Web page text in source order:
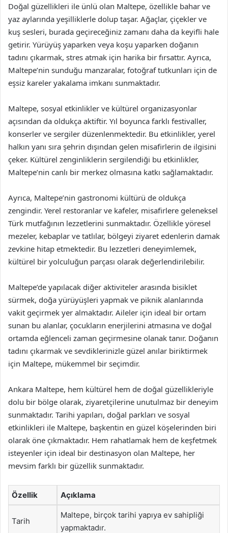
Doğal güzellikleri ile ünlü olan Maltepe, özellikle bahar ve
yaz aylarında yeşilliklerle dolup taşar. Ağaçlar, çiçekler ve
kuş sesleri, burada geçireceğiniz zamanı daha da keyifli hale
getirir. Yürüyüş yaparken veya koşu yaparken doğanın
tadını çıkarmak, stres atmak için harika bir fırsattır. Ayrıca,
Maltepe’nin sunduğu manzaralar, fotoğraf tutkunları için de
eşsiz kareler yakalama imkanı sunmaktadır.
Maltepe, sosyal etkinlikler ve kültürel organizasyonlar
açısından da oldukça aktiftir. Yıl boyunca farklı festivaller,
konserler ve sergiler düzenlenmektedir. Bu etkinlikler, yerel
halkın yanı sıra şehrin dışından gelen misafirlerin de ilgisini
çeker. Kültürel zenginliklerin sergilendiği bu etkinlikler,
Maltepe’nin canlı bir merkez olmasına katkı sağlamaktadır.
Ayrıca, Maltepe’nin gastronomi kültürü de oldukça
zengindir. Yerel restoranlar ve kafeler, misafirlere geleneksel
Türk mutfağının lezzetlerini sunmaktadır. Özellikle yöresel
mezeler, kebaplar ve tatlılar, bölgeyi ziyaret edenlerin damak
zevkine hitap etmektedir. Bu lezzetleri deneyimlemek,
kültürel bir yolculuğun parçası olarak değerlendirilebilir.
Maltepe’de yapılacak diğer aktiviteler arasında bisiklet
sürmek, doğa yürüyüşleri yapmak ve piknik alanlarında
vakit geçirmek yer almaktadır. Aileler için ideal bir ortam
sunan bu alanlar, çocukların enerjilerini atmasına ve doğal
ortamda eğlenceli zaman geçirmesine olanak tanır. Doğanın
tadını çıkarmak ve sevdiklerinizle güzel anılar biriktirmek
için Maltepe, mükemmel bir seçimdir.
Ankara Maltepe, hem kültürel hem de doğal güzellikleriyle
dolu bir bölge olarak, ziyaretçilerine unutulmaz bir deneyim
sunmaktadır. Tarihi yapıları, doğal parkları ve sosyal
etkinlikleri ile Maltepe, başkentin en güzel köşelerinden biri
olarak öne çıkmaktadır. Hem rahatlamak hem de keşfetmek
isteyenler için ideal bir destinasyon olan Maltepe, her
mevsim farklı bir güzellik sunmaktadır.
Özellik Açıklama
Tarih
Maltepe, birçok tarihi yapıya ev sahipliği
yapmaktadır.